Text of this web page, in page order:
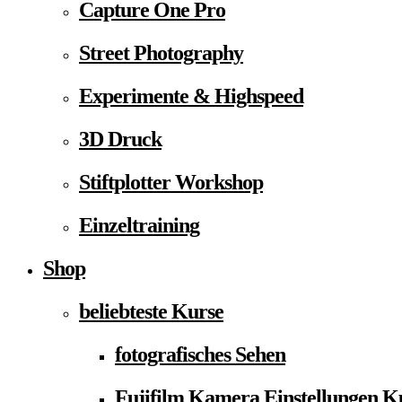
Capture One Pro
Street Photography
Experimente & Highspeed
3D Druck
Stiftplotter Workshop
Einzeltraining
Shop
beliebteste Kurse
fotografisches Sehen